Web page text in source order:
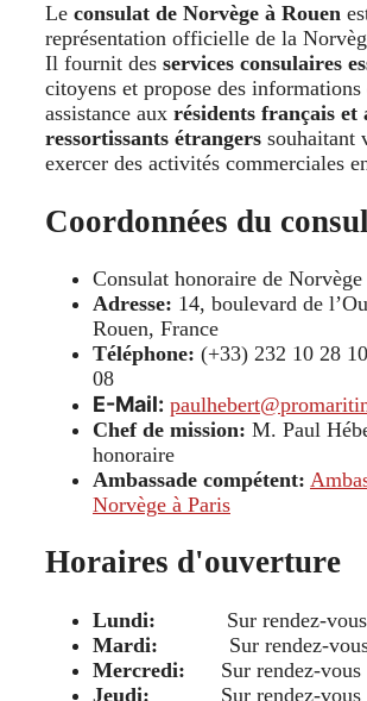
Le consulat de Norvège à Rouen
représentation officielle de la
Il fournit des services consulaires
citoyens et propose des informations
assistance aux résidents français et
ressortissants étrangers souhaitant
exercer des activités commerciales
Coordonnées du
Consulat honoraire de Norvège
Adresse: 14, boulevard de
Rouen, France
Téléphone: (+33) 232 10 28
08
E-Mail:
Chef de mission: M. Paul
honoraire
Ambassade compétent:
Norvège à Paris
Horaires d'ouverture
Lundi: Sur rendez-vous
Mardi: Sur rendez-
Mercredi: Sur rendez-vous
Jeudi: Sur rendez-vous